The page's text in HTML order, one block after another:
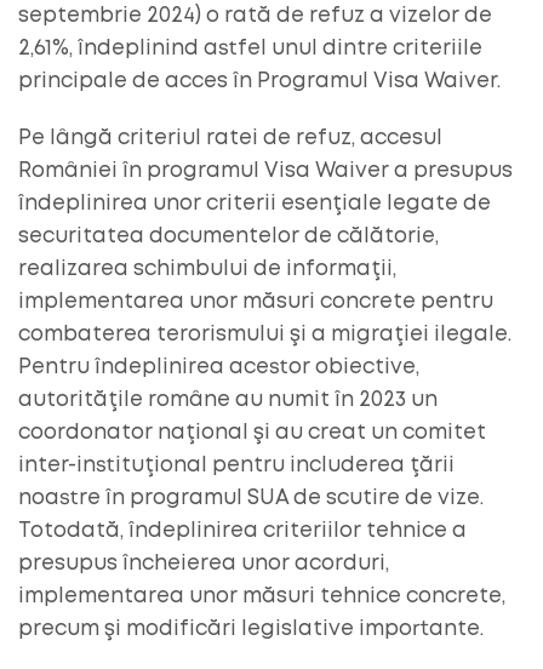
septembrie 2024) o rată de refuz a vizelor de
2,61%, îndeplinind astfel unul dintre criteriile
principale de acces în Programul Visa Waiver.
Pe lângă criteriul ratei de refuz, accesul
României în programul Visa Waiver a presupus
îndeplinirea unor criterii esenţiale legate de
securitatea documentelor de călătorie,
realizarea schimbului de informaţii,
implementarea unor măsuri concrete pentru
combaterea terorismului şi a migraţiei ilegale.
Pentru îndeplinirea acestor obiective,
autorităţile române au numit în 2023 un
coordonator naţional şi au creat un comitet
inter-instituţional pentru includerea ţării
noastre în programul SUA de scutire de vize.
Totodată, îndeplinirea criteriilor tehnice a
presupus încheierea unor acorduri,
implementarea unor măsuri tehnice concrete,
precum şi modificări legislative importante.